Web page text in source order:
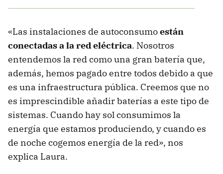
«Las instalaciones de autoconsumoestán
conectadas a la red eléctrica. Nosotros
entendemos la red como una gran batería que,
además, hemos pagado entre todos debido a que
es una infraestructura pública. Creemos que no
es imprescindible añadir baterías a este tipo de
sistemas. Cuando hay sol consumimos la
energía que estamos produciendo, y cuando es
de noche cogemos energía de la red», nos
explica Laura.